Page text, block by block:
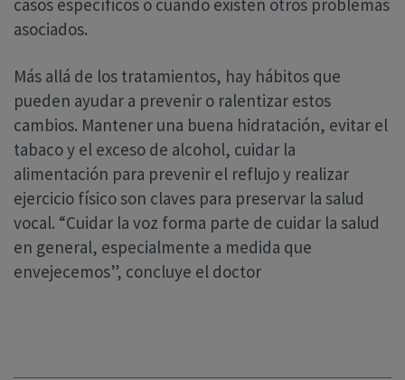
casos específicos o cuando existen otros problemas
asociados.
Más allá de los tratamientos, hay hábitos que
pueden ayudar a prevenir o ralentizar estos
cambios. Mantener una buena hidratación, evitar el
tabaco y el exceso de alcohol, cuidar la
alimentación para prevenir el reflujo y realizar
ejercicio físico son claves para preservar la salud
vocal. “Cuidar la voz forma parte de cuidar la salud
en general, especialmente a medida que
envejecemos”, concluye el doctor